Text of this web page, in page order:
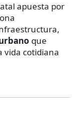
apuesta por
que
vida cotidiana